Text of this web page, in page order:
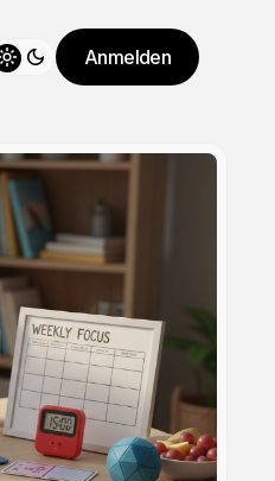
wechseln
Anmelden